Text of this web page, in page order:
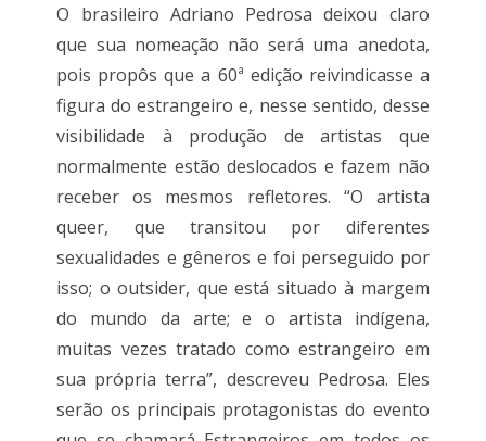
O brasileiro Adriano Pedrosa deixou claro
que sua nomeação não será uma anedota,
pois propôs que a 60ª edição reivindicasse a
figura do estrangeiro e, nesse sentido, desse
visibilidade à produção de artistas que
normalmente estão deslocados e fazem não
receber os mesmos refletores. “O artista
queer, que transitou por diferentes
sexualidades e gêneros e foi perseguido por
isso; o outsider, que está situado à margem
do mundo da arte; e o artista indígena,
muitas vezes tratado como estrangeiro em
sua própria terra”, descreveu Pedrosa. Eles
serão os principais protagonistas do evento